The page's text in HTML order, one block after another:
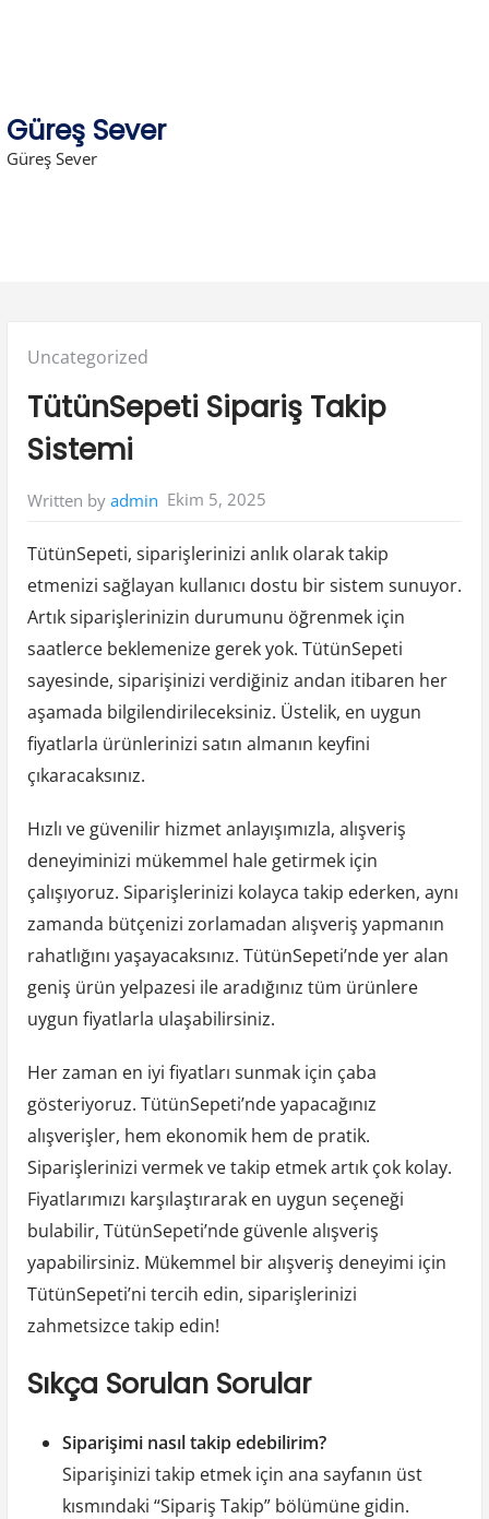
Güreş Sever
Güreş Sever
Posted
Uncategorized
TütünSepeti Sipariş Takip
Sistemi
Written by admin Ekim 5, 2025
TütünSepeti, siparişlerinizi anlık olarak takip
etmenizi sağlayan kullanıcı dostu bir sistem sunuyor.
Artık siparişlerinizin durumunu öğrenmek için
saatlerce beklemenize gerek yok. TütünSepeti
sayesinde, siparişinizi verdiğiniz andan itibaren her
aşamada bilgilendirileceksiniz. Üstelik, en uygun
fiyatlarla ürünlerinizi satın almanın keyfini
çıkaracaksınız.
Hızlı ve güvenilir hizmet anlayışımızla, alışveriş
deneyiminizi mükemmel hale getirmek için
çalışıyoruz. Siparişlerinizi kolayca takip ederken, aynı
zamanda bütçenizi zorlamadan alışveriş yapmanın
rahatlığını yaşayacaksınız. TütünSepeti’nde yer alan
geniş ürün yelpazesi ile aradığınız tüm ürünlere
uygun fiyatlarla ulaşabilirsiniz.
Her zaman en iyi fiyatları sunmak için çaba
gösteriyoruz. TütünSepeti’nde yapacağınız
alışverişler, hem ekonomik hem de pratik.
Siparişlerinizi vermek ve takip etmek artık çok kolay.
Fiyatlarımızı karşılaştırarak en uygun seçeneği
bulabilir, TütünSepeti’nde güvenle alışveriş
yapabilirsiniz. Mükemmel bir alışveriş deneyimi için
TütünSepeti’ni tercih edin, siparişlerinizi
zahmetsizce takip edin!
Sıkça Sorulan Sorular
Siparişimi nasıl takip edebilirim?
Siparişinizi takip etmek için ana sayfanın üst
kısmındaki “Sipariş Takip” bölümüne gidin.